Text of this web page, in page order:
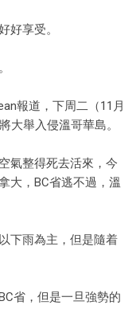
好享受。
報道，下周二（11月
大舉入侵溫哥華島。
氣整得死去活來，今
大，BC省逃不過，溫
下雨為主，但是隨着
省，但是一旦強勢的